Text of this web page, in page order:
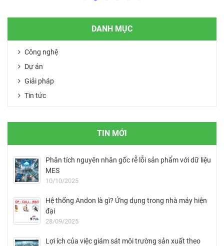
DANH MỤC
Công nghệ
Dự án
Giải pháp
Tin tức
TIN MỚI
Phân tích nguyên nhân gốc rễ lỗi sản phẩm với dữ liệu
MES
10/10/2025
Hệ thống Andon là gì? Ứng dụng trong nhà máy hiện
đại
28/09/2025
Lợi ích của việc giám sát môi trường sản xuất theo